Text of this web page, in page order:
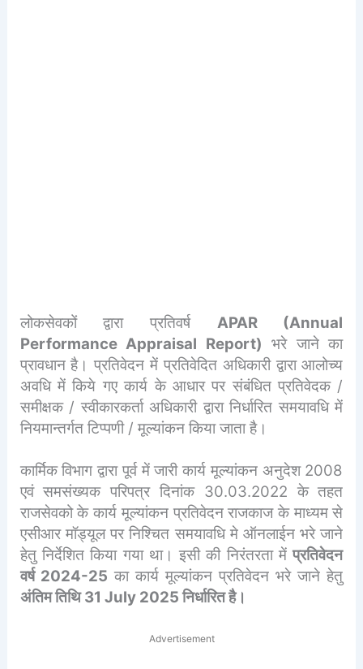
लोकसेवकों द्वारा प्रतिवर्ष APAR (Annual
Performance Appraisal Report) भरे जाने का
प्रावधान है। प्रतिवेदन में प्रतिवेदित अधिकारी द्वारा आलोच्य
अवधि में किये गए कार्य के आधार पर संबंधित प्रतिवेदक /
समीक्षक / स्वीकारकर्ता अधिकारी द्वारा निर्धारित समयावधि में
नियमान्तर्गत टिप्पणी / मूल्यांकन किया जाता है।
कार्मिक विभाग द्वारा पूर्व में जारी कार्य मूल्यांकन अनुदेश 2008
एवं समसंख्यक परिपत्र दिनांक 30.03.2022 के तहत
राजसेवको के कार्य मूल्यांकन प्रतिवेदन राजकाज के माध्यम से
एसीआर मॉड्यूल पर निश्चित समयावधि मे ऑनलाईन भरे जाने
हेतु निर्देशित किया गया था। इसी की निरंतरता मेंप्रतिवेदन
वर्ष 2024-25 का कार्य मूल्यांकन प्रतिवेदन भरे जाने हेतु
अंतिम तिथि 31 July 2025 निर्धारित है।
Advertisement